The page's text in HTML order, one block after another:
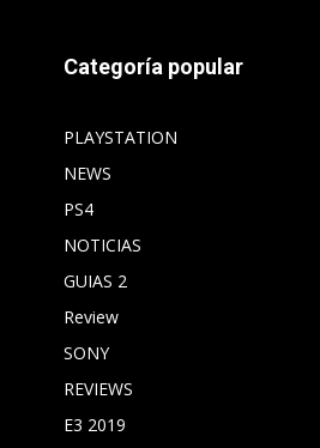
Categoría popular
PLAYSTATION
NEWS
PS4
NOTICIAS
GUIAS 2
Review
SONY
REVIEWS
E3 2019